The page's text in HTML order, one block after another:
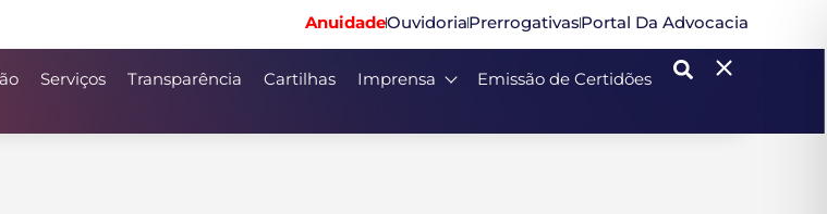
AnuidadeOuvidoriaPrerrogativasPortal Da Advocacia
Serviços Transparência Cartilhas Imprensa Emissão de Certidões